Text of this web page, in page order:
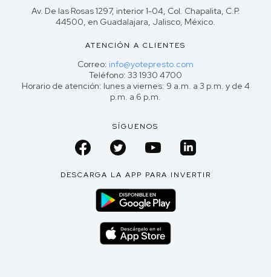
Av. De las Rosas 1297, interior 1-04, Col. Chapalita, C.P.
44500, en Guadalajara, Jalisco, México.
ATENCIÓN A CLIENTES
Correo: info@yotepresto.com
Teléfono: 33 1930 4700
Horario de atención: lunes a viernes: 9 a.m. a 3 p.m. y de 4
p.m. a 6 p.m.
SÍGUENOS
DESCARGA LA APP PARA INVERTIR